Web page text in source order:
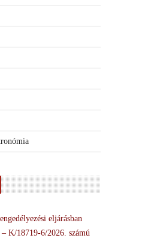
eljárásban
K/18719-6/2026. számú